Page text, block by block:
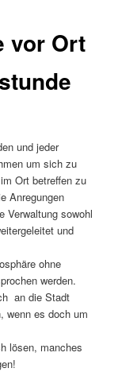
vor Ort
und jeder
um sich zu
Ort betreffen zu
Anregungen
Verwaltung sowohl
und
ohne
werden.
an die Stadt
wenn es doch um
lösen, manches